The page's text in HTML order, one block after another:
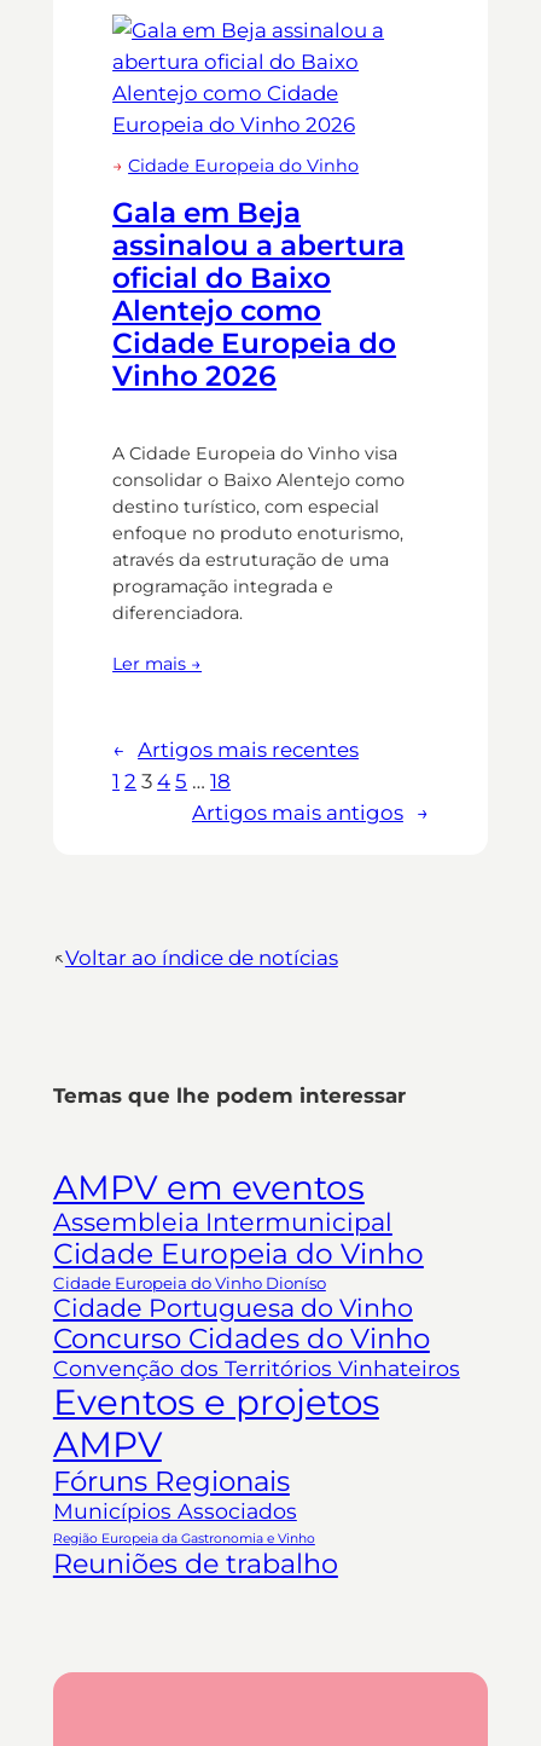
→Cidade Europeia do Vinho
Gala em Beja
assinalou a abertura
oficial do Baixo
Alentejo como
Cidade Europeia do
Vinho 2026
A Cidade Europeia do Vinho visa
consolidar o Baixo Alentejo como
destino turístico, com especial
enfoque no produto enoturismo,
através da estruturação de uma
programação integrada e
diferenciadora.
Ler mais →
←
Artigos mais recentes
1 2 3 4 5 … 18
Artigos mais antigos
→
↖︎Voltar ao índice de notícias
Temas que lhe podem interessar
AMPV em eventos
Assembleia Intermunicipal
Cidade Europeia do Vinho
Cidade Europeia do Vinho Dioníso
Cidade Portuguesa do Vinho
Concurso Cidades do Vinho
Convenção dos Territórios Vinhateiros
Eventos e projetos
AMPV
Fóruns Regionais
Municípios Associados
Região Europeia da Gastronomia e Vinho
Reuniões de trabalho